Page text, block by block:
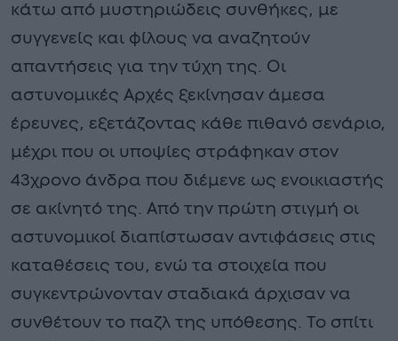
κάτω από μυστηριώδεις συνθήκες, με
συγγενείς και φίλους να αναζητούν
απαντήσεις για την τύχη της. Οι
αστυνομικές Αρχές ξεκίνησαν άμεσα
έρευνες, εξετάζοντας κάθε πιθανό σενάριο,
μέχρι που οι υποψίες στράφηκαν στον
43χρονο άνδρα που διέμενε ως ενοικιαστής
σε ακίνητό της. Από την πρώτη στιγμή οι
αστυνομικοί διαπίστωσαν αντιφάσεις στις
καταθέσεις του, ενώ τα στοιχεία που
συγκεντρώνονταν σταδιακά άρχισαν να
συνθέτουν το παζλ της υπόθεσης. Το σπίτι